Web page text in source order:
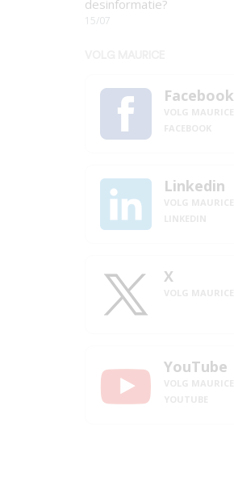
desinformatie?
15/07
Facebook
Linkedin
X
YouTube